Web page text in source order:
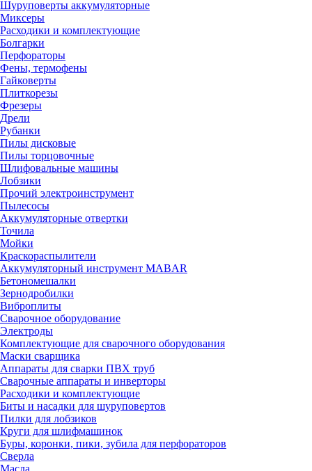
Шуруповерты аккумуляторные
Миксеры
Расходики и комплектующие
Болгарки
Перфораторы
Фены, термофены
Гайковерты
Плиткорезы
Фрезеры
Дрели
Рубанки
Пилы дисковые
Пилы торцовочные
Шлифовальные машины
Лобзики
Прочий электроинструмент
Пылесосы
Аккумуляторные отвертки
Точила
Мойки
Краскораспылители
Аккумуляторный инструмент MABAR
Бетономешалки
Зернодробилки
Виброплиты
Сварочное оборудование
Электроды
Комплектующие для сварочного оборудования
Маски сварщика
Аппараты для сварки ПВХ труб
Сварочные аппараты и инверторы
Расходики и комплектующие
Биты и насадки для шуруповертов
Пилки для лобзиков
Круги для шлифмашинок
Буры, коронки, пики, зубила для перфораторов
Сверла
Масла